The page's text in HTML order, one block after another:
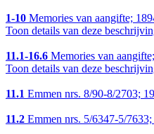
1-10 Memories van aangifte;
Toon details van deze
11.1-16.6 Memories van
Toon details van deze
11.1 Emmen nrs. 8/90-8/2703;
11.2 Emmen nrs. 5/6347-5/